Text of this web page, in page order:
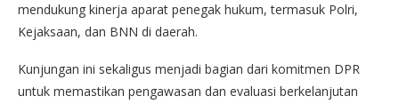
mendukung kinerja aparat penegak hukum, termasuk Polri,
Kejaksaan, dan BNN di daerah.
Kunjungan ini sekaligus menjadi bagian dari komitmen DPR
untuk memastikan pengawasan dan evaluasi berkelanjutan